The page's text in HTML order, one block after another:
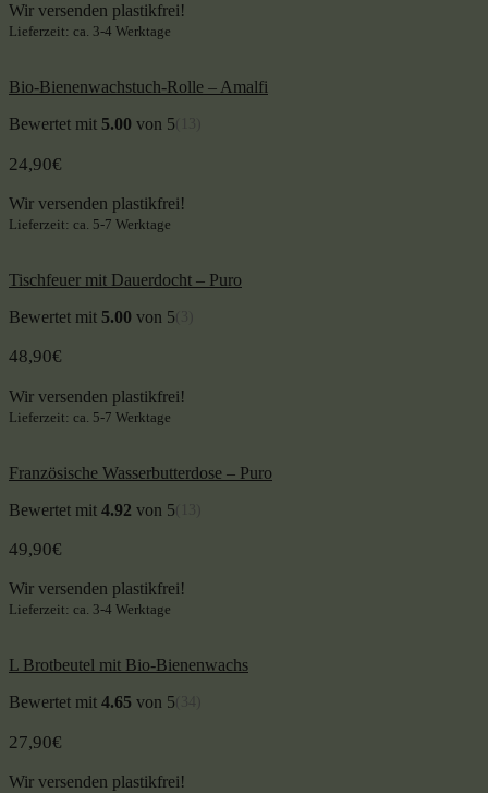
Wir versenden plastikfrei!
Lieferzeit: ca. 3-4 Werktage
Bio-Bienenwachstuch-Rolle – Amalfi
Bewertet mit 5.00 von 5
24,90€
Wir versenden plastikfrei!
Lieferzeit: ca. 5-7 Werktage
Tischfeuer mit Dauerdocht – Puro
Bewertet mit 5.00 von 5
48,90€
Wir versenden plastikfrei!
Lieferzeit: ca. 5-7 Werktage
Französische Wasserbutterdose – Puro
Bewertet mit 4.92 von 5
49,90€
Wir versenden plastikfrei!
Lieferzeit: ca. 3-4 Werktage
L Brotbeutel mit Bio-Bienenwachs
Bewertet mit 4.65 von 5
27,90€
Wir versenden plastikfrei!